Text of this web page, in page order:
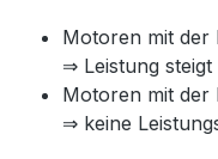
Motoren mit der
⇒ Leistung
Motoren mit der
⇒ keine